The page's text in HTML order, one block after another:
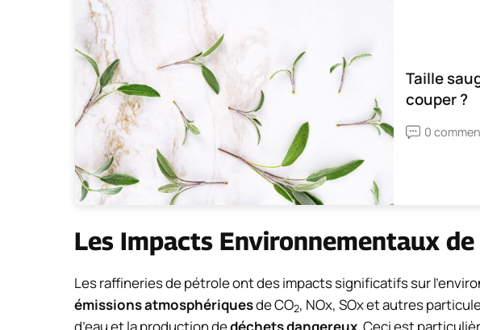
Taille
couper ?
0
Les Impacts Environnementaux
Les raffineries de pétrole ont des impacts significatifs sur
émissions atmosphériquesde CO2, NOx, SOx et autres
d’eau et la production dedéchets dangereux. Ceci est